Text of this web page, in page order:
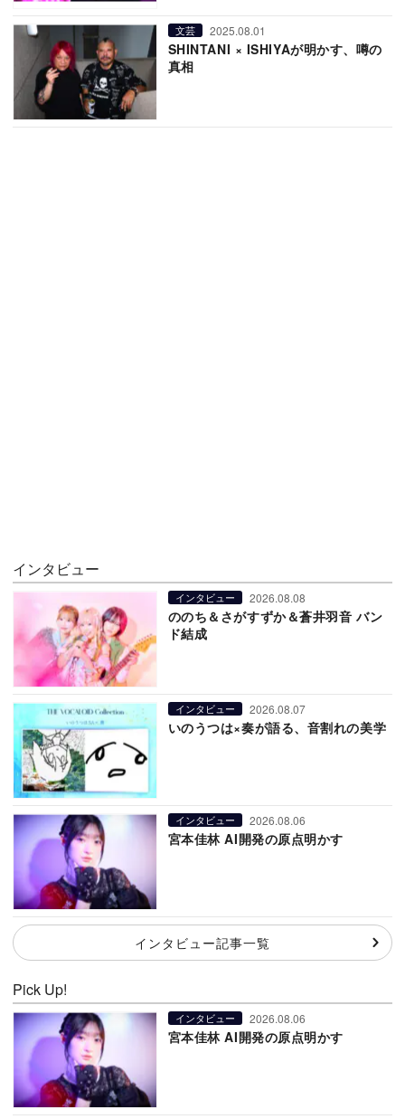
文芸 2025.08.01
SHINTANI × ISHIYAが明かす、噂の
真相
インタビュー
インタビュー 2026.08.08
ののち＆さがすずか＆蒼井羽音 バン
ド結成
インタビュー 2026.08.07
いのうつは×奏が語る、音割れの美学
インタビュー 2026.08.06
宮本佳林 AI開発の原点明かす
インタビュー記事一覧
Pick Up!
インタビュー 2026.08.06
宮本佳林 AI開発の原点明かす